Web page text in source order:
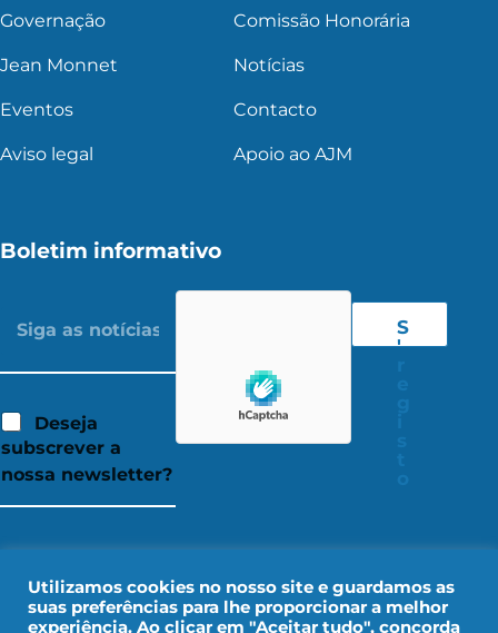
Governação Comissão Honorária
Jean Monnet Notícias
Eventos Contacto
Aviso legal Apoio ao AJM
Boletim informativo
Deseja
subscrever a
nossa newsletter?
S
'
Utilizamos cookies no nosso site e guardamos as
suas preferências para lhe proporcionar a melhor
experiência. Ao clicar em "Aceitar tudo", concorda